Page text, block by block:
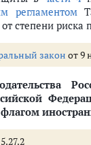
на подготовку и
референдума
регламентом
степени риска
закон от 9